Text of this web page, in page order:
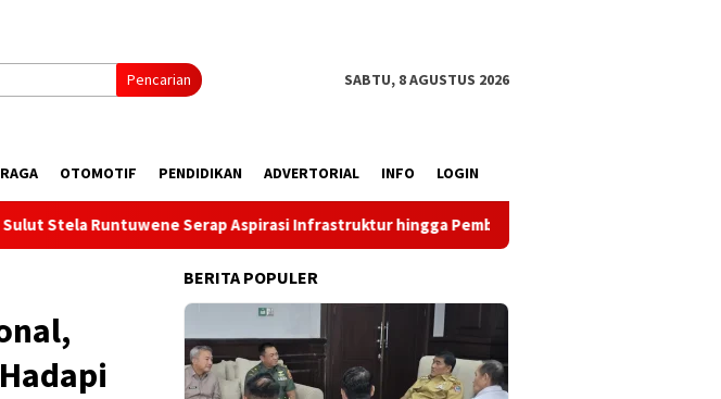
Pencarian
SABTU, 8 AGUSTUS 2026
OTOMOTIF PENDIDIKAN ADVERTORIAL INFO LOGIN
Aspirasi Infrastruktur hingga Pemberdayaan Ekonomi
BERITA POPULER